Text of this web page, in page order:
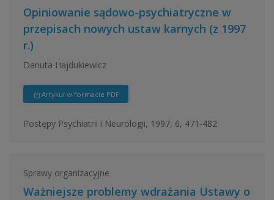
Opiniowanie sądowo-psychiatryczne w
przepisach nowych ustaw karnych (z 1997
r.)
Danuta Hajdukiewicz
Artykuł w formacie PDF
Postępy Psychiatrii i Neurologii, 1997, 6, 471-482
Sprawy organizacyjne
Ważniejsze problemy wdrażania Ustawy o